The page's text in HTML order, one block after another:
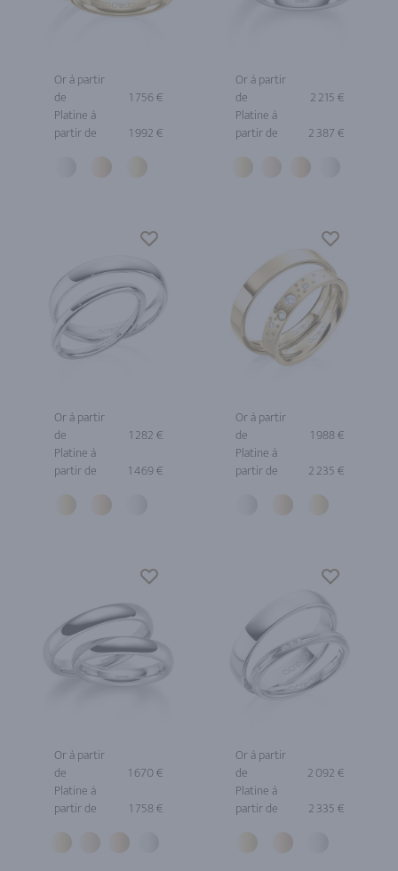
Or à partir
de
1 756 €
Platine à
partir de
1 992 €
Or à partir
de
2 215 €
Platine à
partir de
2 387 €
Or à partir
de
1 282 €
Platine à
partir de
1 469 €
Or à partir
de
1 988 €
Platine à
partir de
2 235 €
Or à partir
de
1 670 €
Platine à
partir de
1 758 €
Or à partir
de
2 092 €
Platine à
partir de
2 335 €